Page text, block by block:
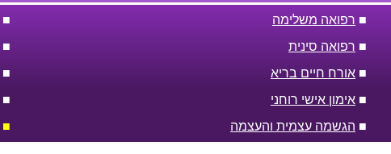
■ רפואה משלימה ■
■ רפואה סינית ■
■ אורח חיים בריא ■
■ אימון אישי רוחני ■
■ הגשמה עצמית והעצמה ■